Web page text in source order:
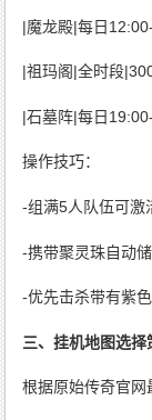
|魔龙殿|每日
|祖玛阁|全时段
|石墓阵|每日
操作技巧：
-组满5人队伍可激
-携带聚灵珠自动
-优先击杀带有紫
三、挂机地图选
根据原始传奇官网